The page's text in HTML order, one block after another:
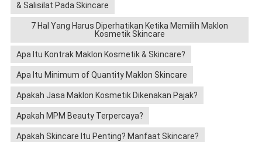
& Salisilat Pada Skincare
7 Hal Yang Harus Diperhatikan Ketika Memilih Maklon
Kosmetik Skincare
Apa Itu Kontrak Maklon Kosmetik & Skincare?
Apa Itu Minimum of Quantity Maklon Skincare
Apakah Jasa Maklon Kosmetik Dikenakan Pajak?
Apakah MPM Beauty Terpercaya?
Apakah Skincare Itu Penting? Manfaat Skincare?